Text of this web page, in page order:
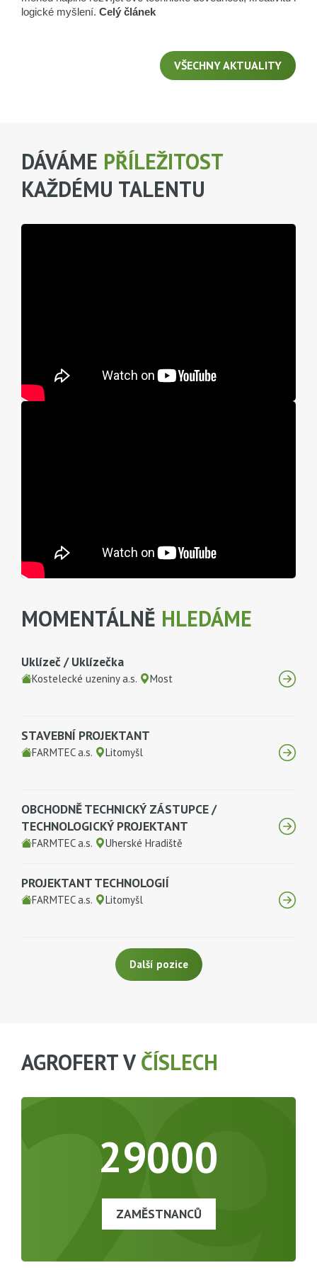
logické myšlení. Celý článek
VŠECHNY AKTUALITY
DÁVÁME PŘÍLEŽITOST
KAŽDÉMU TALENTU
MOMENTÁLNĚ HLEDÁME
Uklízeč / Uklízečka
Kostelecké uzeniny a.s. Most
STAVEBNÍ PROJEKTANT
FARMTEC a.s. Litomyšl
OBCHODNĚ TECHNICKÝ ZÁSTUPCE /
TECHNOLOGICKÝ PROJEKTANT
FARMTEC a.s. Uherské Hradiště
PROJEKTANT TECHNOLOGIÍ
FARMTEC a.s. Litomyšl
Další pozice
AGROFERT VČÍSLECH
29000
ZAMĚSTNANCŮ